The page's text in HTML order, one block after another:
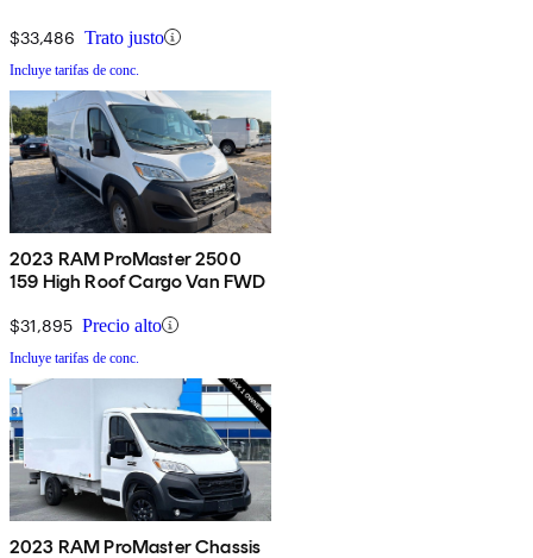
$33,486 Trato justo
Incluye tarifas de conc.
2023 RAM ProMaster 2500
159 High Roof Cargo Van FWD
$31,895 Precio alto
Incluye tarifas de conc.
2023 RAM ProMaster Chassis